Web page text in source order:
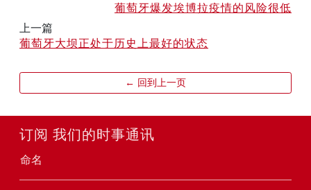
葡萄牙爆发埃博拉疫情的风险很低
上一篇
葡萄牙大坝正处于历史上最好的状态
← 回到上一页
订阅 我们的时事通讯
命名